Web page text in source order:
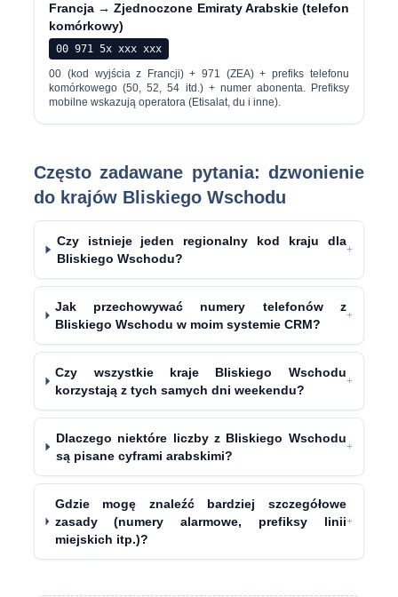
Francja → Zjednoczone Emiraty Arabskie (telefon
komórkowy)
00 971 5x xxx xxx
00 (kod wyjścia z Francji) + 971 (ZEA) + prefiks telefonu
komórkowego (50, 52, 54 itd.) + numer abonenta. Prefiksy
mobilne wskazują operatora (Etisalat, du i inne).
Często zadawane pytania: dzwonienie
do krajów Bliskiego Wschodu
Czy istnieje jeden regionalny kod kraju dla
Bliskiego Wschodu?
+
Jak przechowywać numery telefonów z
Bliskiego Wschodu w moim systemie CRM?
+
Czy wszystkie kraje Bliskiego Wschodu
korzystają z tych samych dni weekendu?
+
Dlaczego niektóre liczby z Bliskiego Wschodu
są pisane cyframi arabskimi?
+
Gdzie mogę znaleźć bardziej szczegółowe
zasady (numery alarmowe, prefiksy linii
miejskich itp.)?
+